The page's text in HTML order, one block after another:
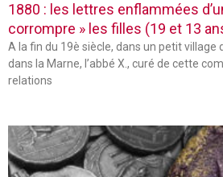
1880 : les lettres enflammées
corrompre » les filles (19 et 13
A la fin du 19è siècle, dans un petit village
dans la Marne, l’abbé X., curé de cette
relations